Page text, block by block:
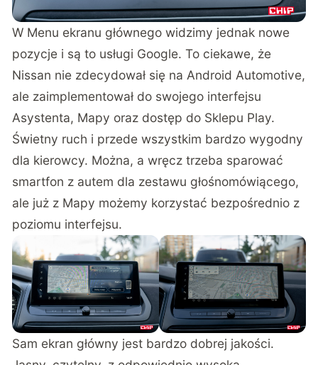
W Menu ekranu głównego widzimy jednak nowe
pozycje i są to usługi Google. To ciekawe, że
Nissan nie zdecydował się na Android Automotive,
ale zaimplementował do swojego interfejsu
Asystenta, Mapy oraz dostęp do Sklepu Play.
Świetny ruch i przede wszystkim bardzo wygodny
dla kierowcy. Można, a wręcz trzeba sparować
smartfon z autem dla zestawu głośnomówiącego,
ale już z Mapy możemy korzystać bezpośrednio z
poziomu interfejsu.
Sam ekran główny jest bardzo dobrej jakości.